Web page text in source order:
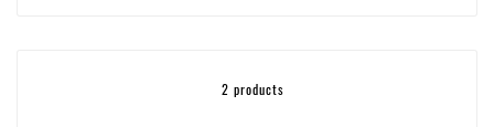
2 products